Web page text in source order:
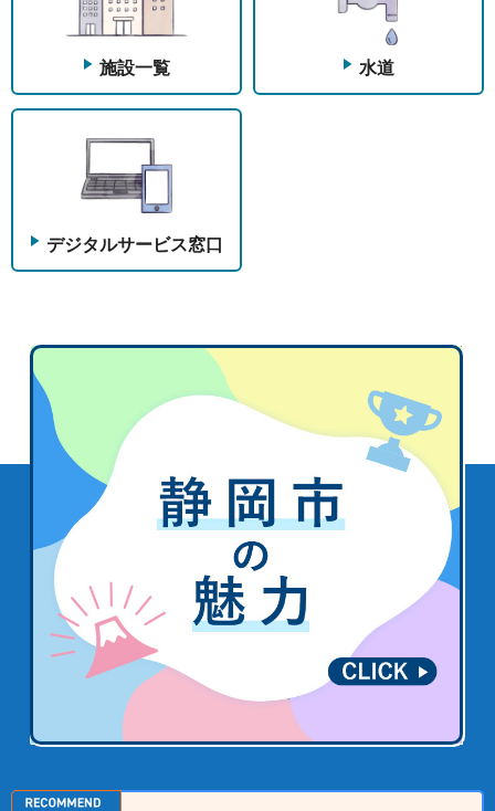
施設一覧 水道
デジタルサービス窓口